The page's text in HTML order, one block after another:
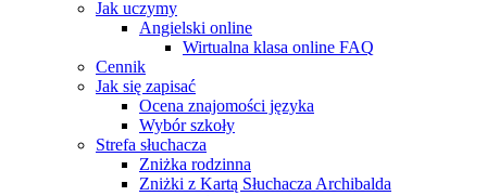
Jak uczymy
Angielski online
Wirtualna klasa online FAQ
Cennik
Jak się zapisać
Ocena znajomości języka
Wybór szkoły
Strefa słuchacza
Zniżka rodzinna
Zniżki z Kartą Słuchacza Archibalda